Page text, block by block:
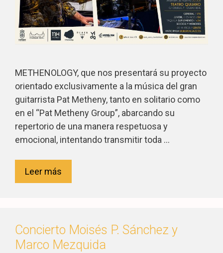
METHENOLOGY, que nos presentará su proyecto
orientado exclusivamente a la música del gran
guitarrista Pat Metheny, tanto en solitario como
en el “Pat Metheny Group”, abarcando su
repertorio de una manera respetuosa y
emocional, intentando transmitir toda …
Leer más
Concierto Moisés P. Sánchez y
Marco Mezquida